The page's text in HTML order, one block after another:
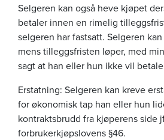
Selgeren kan også heve kjøpet
betaler innen en rimelig
selgeren har fastsatt. Selgeren
mens tilleggsfristen løper, med
sagt at han eller hun ikke vil
Erstatning: Selgeren kan kreve
for økonomisk tap han eller hun
kontraktsbrudd fra kjøperens side
forbrukerkjøpslovens §46.